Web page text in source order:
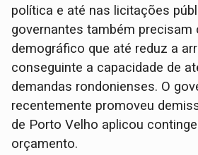
política e até nas licitações
governantes também precisam
demográfico que até reduz a
conseguinte a capacidade de
demandas rondonienses. O
recentemente promoveu
de Porto Velho aplicou
orçamento.